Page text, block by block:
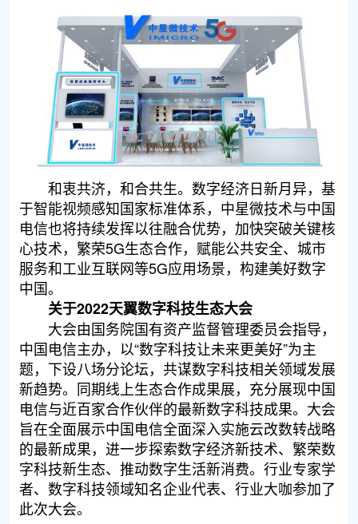
和衷共济，和合共生。数字经济日新月异，基
于智能视频感知国家标准体系，中星微技术与中国
电信也将持续发挥以往融合优势，加快突破关键核
心技术，繁荣5G生态合作，赋能公共安全、城市
服务和工业互联网等5G应用场景，构建美好数字
中国。
关于2022天翼数字科技生态大会
大会由国务院国有资产监督管理委员会指导，
中国电信主办，以“数字科技让未来更美好”为主
题，下设八场分论坛，共谋数字科技相关领域发展
新趋势。同期线上生态合作成果展，充分展现中国
电信与近百家合作伙伴的最新数字科技成果。大会
旨在全面展示中国电信全面深入实施云改数转战略
的最新成果，进一步探索数字经济新技术、繁荣数
字科技新生态、推动数字生活新消费。行业专家学
者、数字科技领域知名企业代表、行业大咖参加了
此次大会。